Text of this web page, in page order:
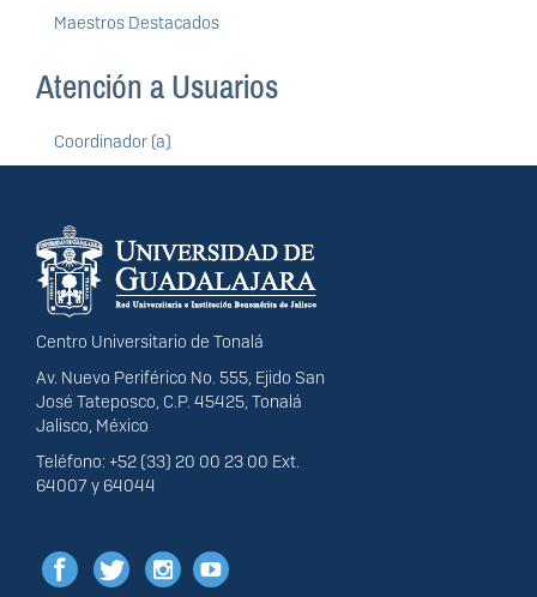
Maestros Destacados
Atención a Usuarios
Coordinador (a)
Información del
portal
Centro Universitario de Tonalá
Av. Nuevo Periférico No. 555, Ejido San
José Tateposco, C.P. 45425, Tonalá
Jalisco, México
Teléfono: +52 (33) 20 00 23 00 Ext.
64007 y 64044